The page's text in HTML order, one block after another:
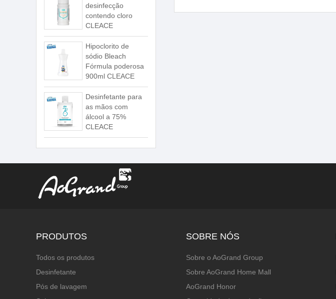
desinfecção
contendo cloro
CLEACE
Hipoclorito de
sódio Bleach
Fórmula poderosa
900ml CLEACE
Desinfetante para
as mãos com
álcool a 75%
CLEACE
PRODUTOS
Todos os produtos
Desinfetante
Pós de lavagem
SOBRE NÓS
Sobre o AoGrand Group
Sobre AoGrand Home Mall
AoGrand Honor